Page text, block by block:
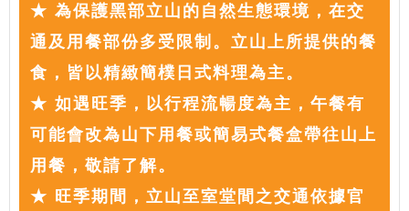
★ 為保護黑部立山的自然生態環境，在交
通及用餐部份多受限制。立山上所提供的餐
食，皆以精緻簡樸日式料理為主。
★ 如遇旺季，以行程流暢度為主，午餐有
可能會改為山下用餐或簡易式餐盒帶往山上
用餐，敬請了解。
★ 旺季期間，立山至室堂間之交通依據官